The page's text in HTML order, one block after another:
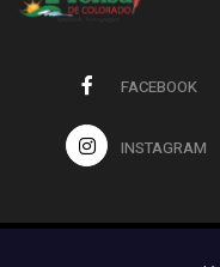
FACEBOOK
INSTAGRAM